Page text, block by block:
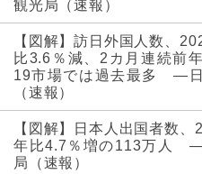
観光局（速報）
【図解】訪日外国人数、
比3.6％減、2カ月連続前
19市場では過去最多 ―日
（速報）
【図解】日本人出国者数
年比4.7％増の113万人 ―
局（速報）